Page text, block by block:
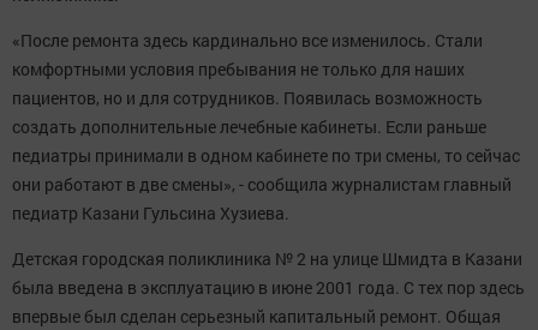
«После ремонта здесь кардинально все изменилось. Стали
комфортными условия пребывания не только для наших
пациентов, но и для сотрудников. Появилась возможность
создать дополнительные лечебные кабинеты. Если раньше
педиатры принимали в одном кабинете по три смены, то сейчас
они работают в две смены», - сообщила журналистам главный
педиатр Казани Гульсина Хузиева.
Детская городская поликлиника № 2 на улице Шмидта в Казани
была введена в эксплуатацию в июне 2001 года. С тех пор здесь
впервые был сделан серьезный капитальный ремонт. Общая